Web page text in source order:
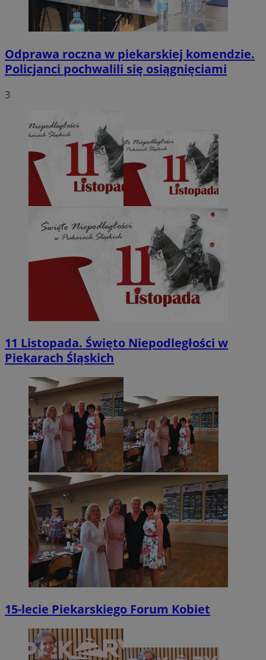
Odprawa roczna w piekarskiej komendzie.
Policjanci pochwalili się osiągnięciami
3
11 Listopada. Święto Niepodległości w
Piekarach Śląskich
15-lecie Piekarskiego Forum Kobiet